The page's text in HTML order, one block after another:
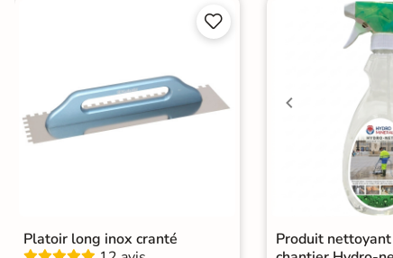
Confidentialité
garantie
En savoir plus


Platoir long inox cranté
Produit